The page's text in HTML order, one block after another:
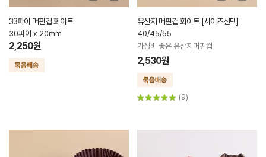
33파이 머핀컵 화이트
30파이 x 20mm
2,250원
유산지 머핀컵 화이트 [사이즈선택]
40/45/55
가성비 좋은 유산지머핀컵
2,530원
(9)